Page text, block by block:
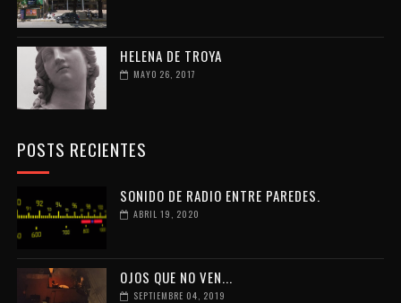
HELENA DE TROYA
MAYO 26, 2017
POSTS RECIENTES
SONIDO DE RADIO ENTRE PAREDES.
ABRIL 19, 2020
OJOS QUE NO VEN...
SEPTIEMBRE 04, 2019